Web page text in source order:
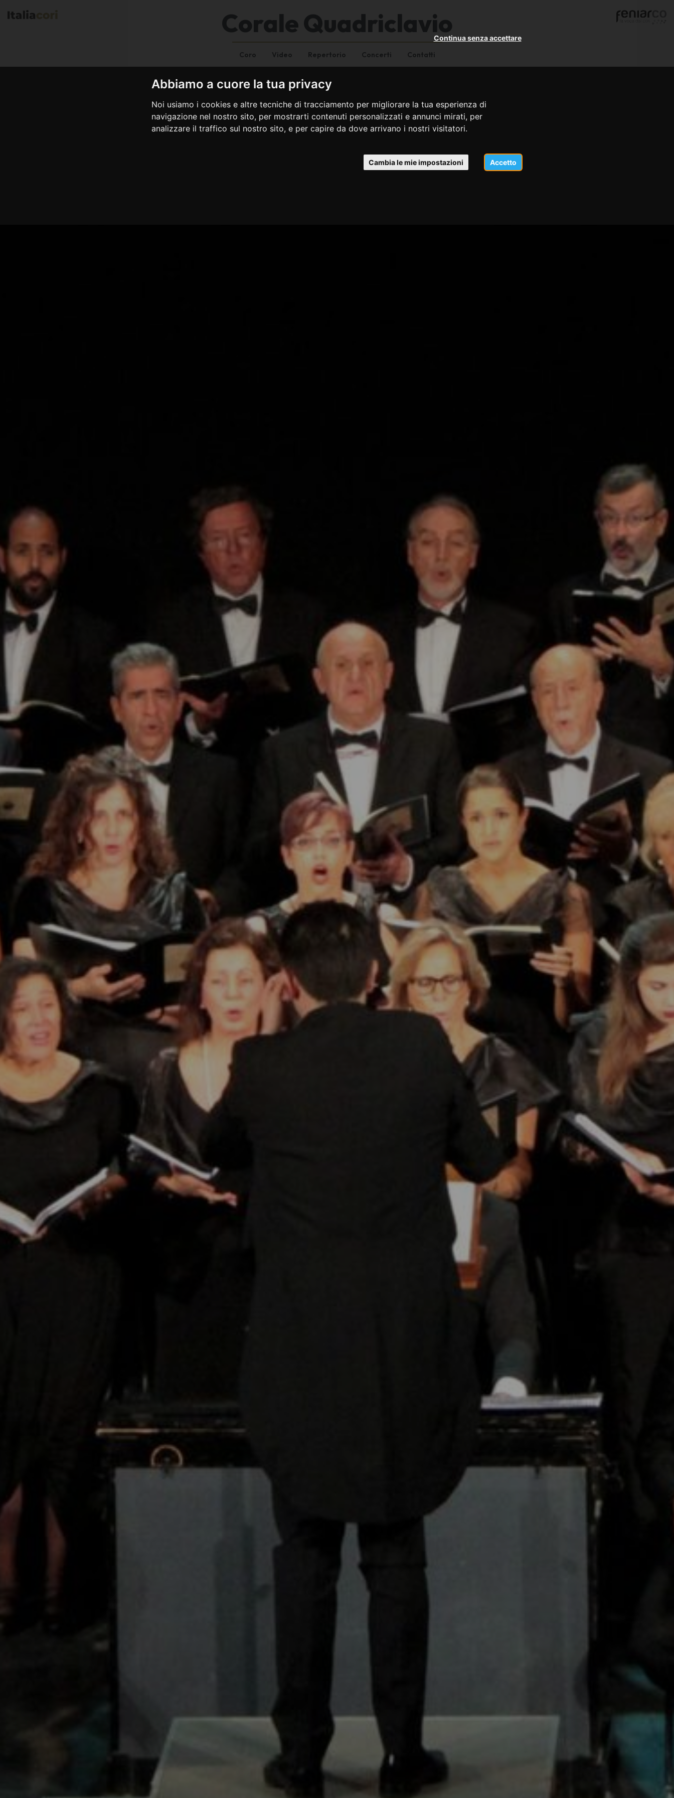
Abbiamo a cuore la tua privacy
Noi usiamo i cookies e altre tecniche di tracciamento per migliorare la tua esperienza di
navigazione nel nostro sito, per mostrarti contenuti personalizzati e annunci mirati, per
analizzare il traffico sul nostro sito, e per capire da dove arrivano i nostri visitatori.
Accetto
Continua senza accettare
Cambia le mie impostazioni
Corale Quadriclavio
Coro Video Repertorio Concerti Contatti